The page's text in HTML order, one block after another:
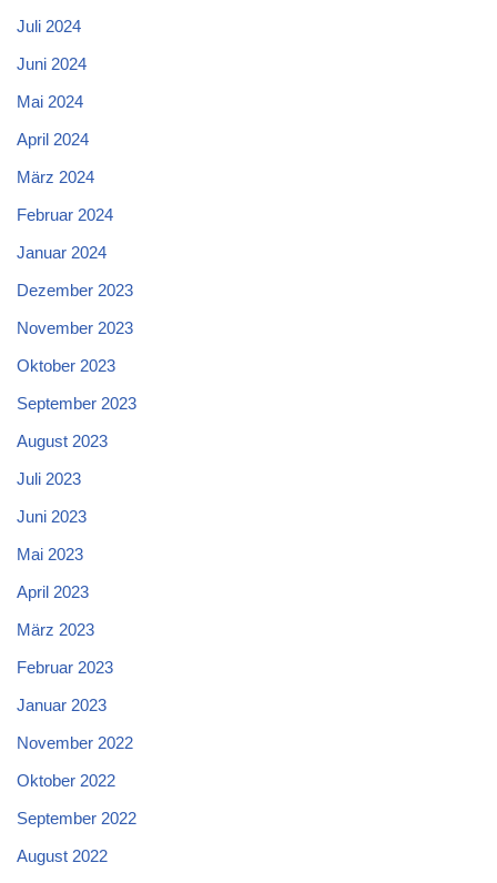
Juli 2024
Juni 2024
Mai 2024
April 2024
März 2024
Februar 2024
Januar 2024
Dezember 2023
November 2023
Oktober 2023
September 2023
August 2023
Juli 2023
Juni 2023
Mai 2023
April 2023
März 2023
Februar 2023
Januar 2023
November 2022
Oktober 2022
September 2022
August 2022